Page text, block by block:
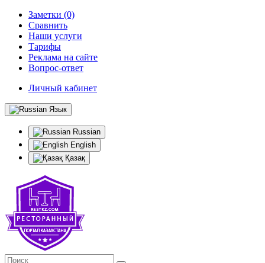
Заметки (0)
Сравнить
Наши услуги
Тарифы
Реклама на сайте
Вопрос-ответ
Личный кабинет
Язык
Russian
English
Қазақ